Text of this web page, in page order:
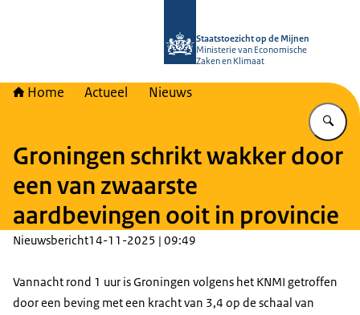
Staatstoezicht op de Mijnen
Ministerie van Economische
Zaken en Klimaat
Home Actueel Nieuws
Groningen schrikt wakker door
een van zwaarste
aardbevingen ooit in provincie
Nieuwsbericht14-11-2025 | 09:49
Vannacht rond 1 uur is Groningen volgens het KNMI getroffen
door een beving met een kracht van 3,4 op de schaal van